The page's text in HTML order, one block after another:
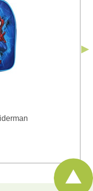
s
spoločnosti Bomba